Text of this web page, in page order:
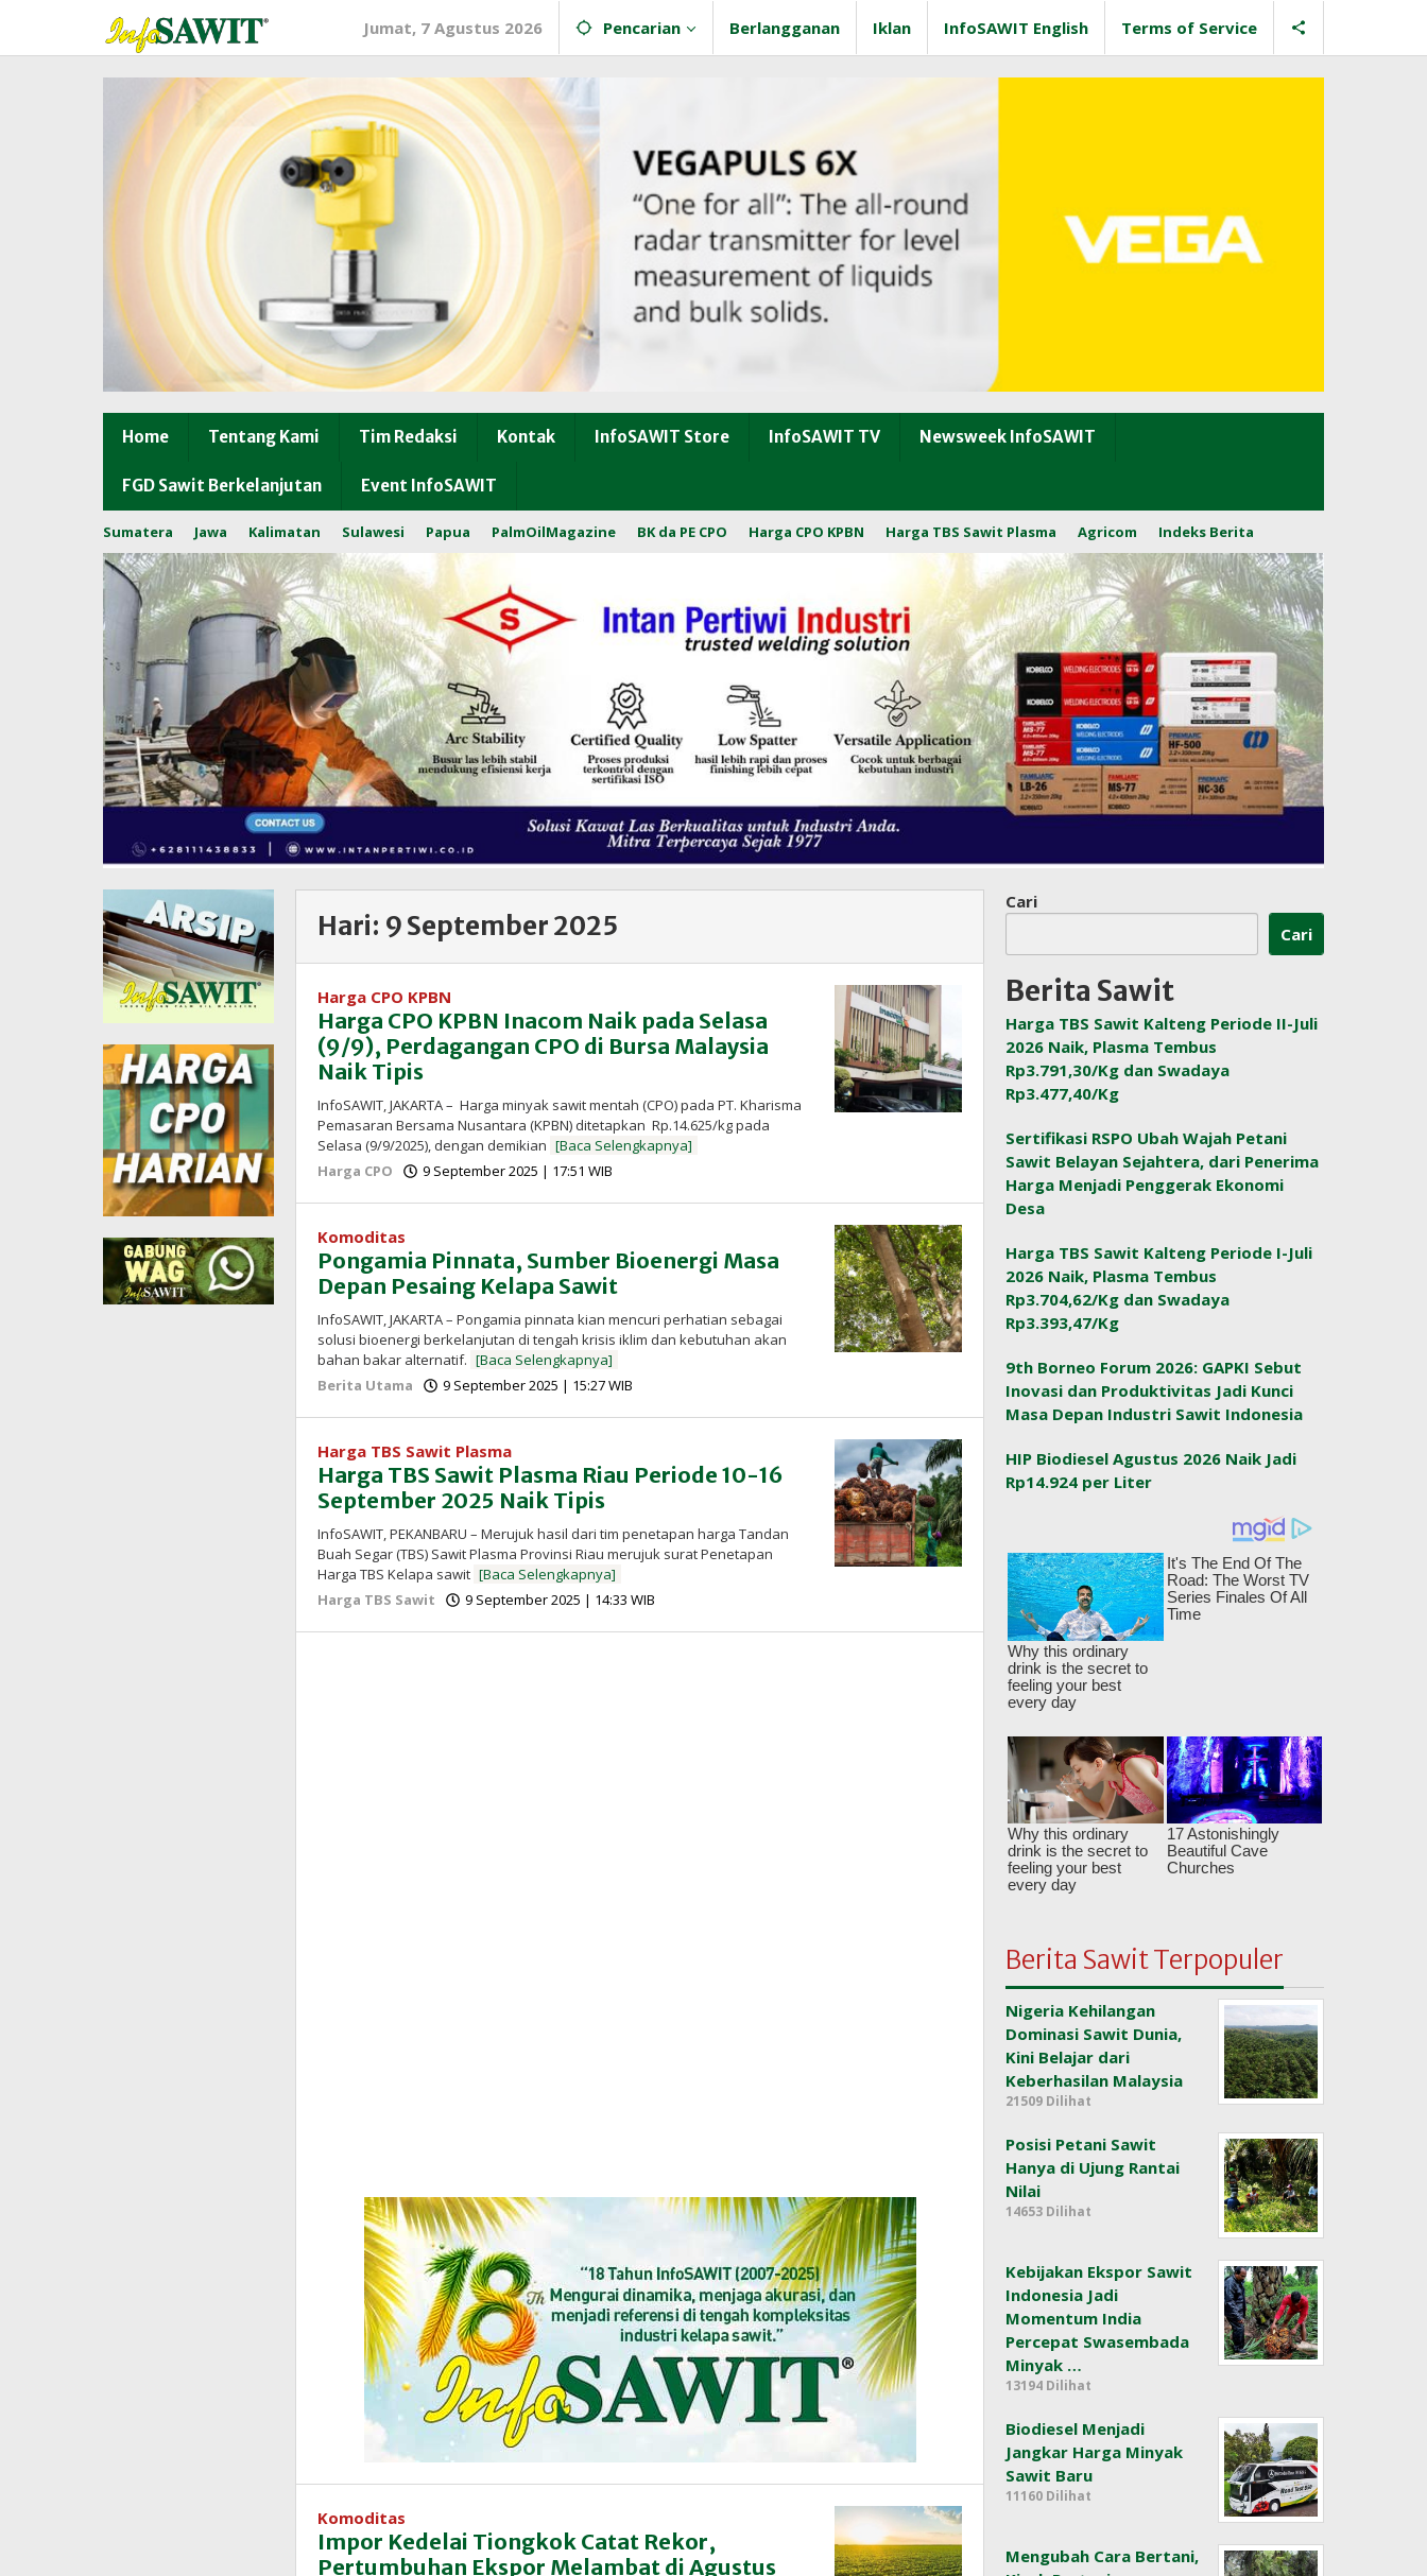
konten
Jumat, 7 Agustus 2026 Pencarian Berlangganan Iklan InfoSAWIT English Terms of Service
Home Tentang Kami Tim Redaksi Kontak InfoSAWIT Store InfoSAWIT TV Newsweek InfoSAWIT
FGD Sawit Berkelanjutan Event InfoSAWIT
Sumatera Jawa Kalimatan Sulawesi Papua PalmOilMagazine BK da PE CPO Harga CPO KPBN Harga TBS Sawit Plasma Agricom Indeks Berita
Hari: 9 September 2025
Harga CPO KPBN
Harga CPO KPBN Inacom Naik pada Selasa
(9/9), Perdagangan CPO di Bursa Malaysia
Naik Tipis
InfoSAWIT, JAKARTA – Harga minyak sawit mentah (CPO) pada PT. Kharisma
Pemasaran Bersama Nusantara (KPBN) ditetapkan Rp.14.625/kg pada
Selasa (9/9/2025), dengan demikian [Baca Selengkapnya]
Harga CPO
9 September 2025 | 17:51 WIB
InfoSAWIT
Komoditas
Pongamia Pinnata, Sumber Bioenergi Masa
Depan Pesaing Kelapa Sawit
InfoSAWIT, JAKARTA – Pongamia pinnata kian mencuri perhatian sebagai
solusi bioenergi berkelanjutan di tengah krisis iklim dan kebutuhan akan
bahan bakar alternatif. [Baca Selengkapnya]
Berita Utama
9 September 2025 | 15:27 WIB
InfoSAWIT
Harga TBS Sawit Plasma
Harga TBS Sawit Plasma Riau Periode 10-16
September 2025 Naik Tipis
InfoSAWIT, PEKANBARU – Merujuk hasil dari tim penetapan harga Tandan
Buah Segar (TBS) Sawit Plasma Provinsi Riau merujuk surat Penetapan
Harga TBS Kelapa sawit [Baca Selengkapnya]
Harga TBS Sawit
9 September 2025 | 14:33 WIB
InfoSAWIT
Komoditas
Impor Kedelai Tiongkok Catat Rekor,
Pertumbuhan Ekspor Melambat di Agustus
Cari
Cari
Berita Sawit
Harga TBS Sawit Kalteng Periode II-Juli
2026 Naik, Plasma Tembus
Rp3.791,30/Kg dan Swadaya
Rp3.477,40/Kg
Sertifikasi RSPO Ubah Wajah Petani
Sawit Belayan Sejahtera, dari Penerima
Harga Menjadi Penggerak Ekonomi
Desa
Harga TBS Sawit Kalteng Periode I-Juli
2026 Naik, Plasma Tembus
Rp3.704,62/Kg dan Swadaya
Rp3.393,47/Kg
9th Borneo Forum 2026: GAPKI Sebut
Inovasi dan Produktivitas Jadi Kunci
Masa Depan Industri Sawit Indonesia
HIP Biodiesel Agustus 2026 Naik Jadi
Rp14.924 per Liter
Berita Sawit Terpopuler
Nigeria Kehilangan
Dominasi Sawit Dunia,
Kini Belajar dari
Keberhasilan Malaysia
21509 Dilihat
Posisi Petani Sawit
Hanya di Ujung Rantai
Nilai
14653 Dilihat
Kebijakan Ekspor Sawit
Indonesia Jadi
Momentum India
Percepat Swasembada
Minyak …
13194 Dilihat
Biodiesel Menjadi
Jangkar Harga Minyak
Sawit Baru
11160 Dilihat
Mengubah Cara Bertani,